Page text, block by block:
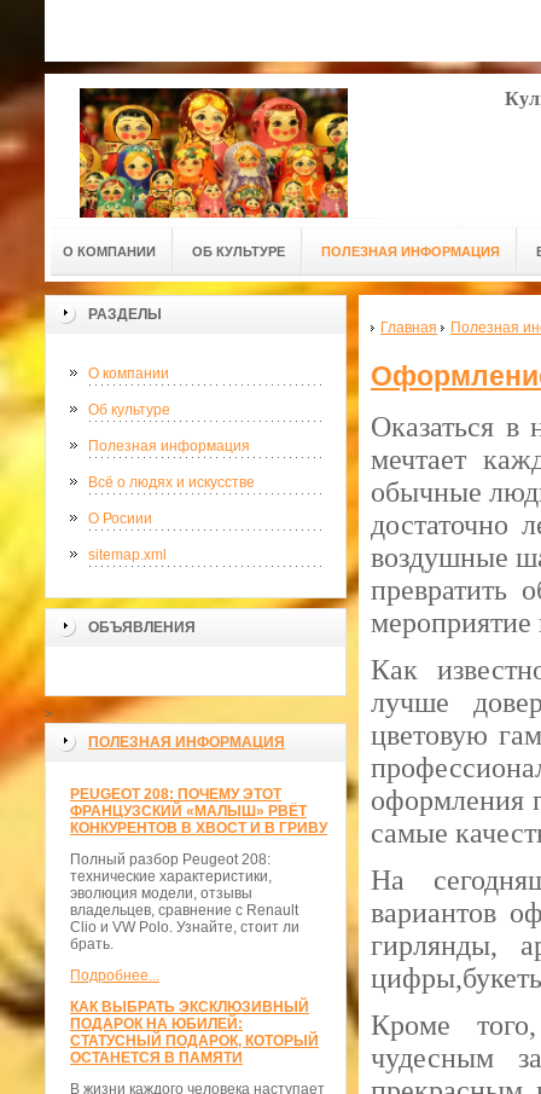
О КОМПАНИИ ОБ КУЛЬТУРЕ ПОЛЕЗНАЯ ИНФОРМАЦИЯ
РАЗДЕЛЫ
О компании
Об культуре
Полезная информация
Всё о людях и искусстве
О Росиии
sitemap.xml
ОБЪЯВЛЕНИЯ
>
ПОЛЕЗНАЯ ИНФОРМАЦИЯ
PEUGEOT 208: ПОЧЕМУ ЭТОТ
ФРАНЦУЗСКИЙ «МАЛЫШ» РВЁТ
КОНКУРЕНТОВ В ХВОСТ И В ГРИВУ
Полный разбор Peugeot 208:
технические характеристики,
эволюция модели, отзывы
владельцев, сравнение с Renault
Clio и VW Polo. Узнайте, стоит ли
брать.
Подробнее...
КАК ВЫБРАТЬ ЭКСКЛЮЗИВНЫЙ
ПОДАРОК НА ЮБИЛЕЙ:
СТАТУСНЫЙ ПОДАРОК, КОТОРЫЙ
ОСТАНЕТСЯ В ПАМЯТИ
В жизни каждого человека наступает
Главная Полезная
Оказаться в
мечтает
обычные
достаточно
воздушные
превратить
мероприятие
Как
лучше
цветовую
оформления
самые
На
вариантов
гирлянды,
Кроме
чудесным